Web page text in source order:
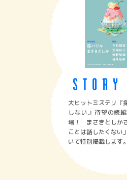
大ヒットミステリ『
しない』待望の続
場！ まさきとしか
ことは話したくない
いて特別掲載します。